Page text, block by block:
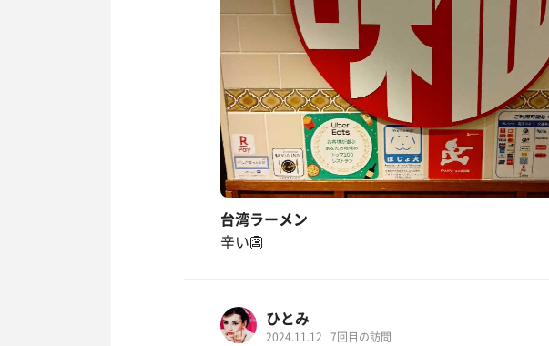
台湾ラーメン
辛い👺
ひとみ
2024.11.12 7回目の訪問